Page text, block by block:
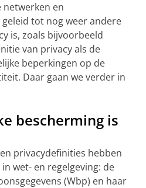
netwerken en
tot nog weer andere
is, zoals bijvoorbeeld
van privacy als de
beperkingen op de
Daar gaan we verder in
bescherming is
privacydefinities hebben
wet- en regelgeving: de
(Wbp) en haar